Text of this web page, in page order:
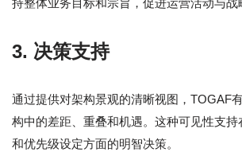
持整体业务目标和宗旨，促进运营活动与战
3. 决策支持
通过提供对架构景观的清晰视图，TOGAF
构中的差距、重叠和机遇。这种可见性支
和优先级设定方面的明智决策。